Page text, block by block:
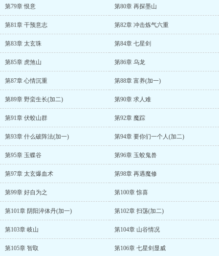
第79章 恨意 第80章 再探墨山
第81章 干预意志 第82章 冲击炼气六重
第83章 太玄珠 第84章 七星剑
第85章 虎煞山 第86章 乌龙
第87章 心情沉重 第88章 富养(加一)
第89章 野蛮生长(加二) 第90章 求人难
第91章 伏蛟山群 第92章 魔踪
第93章 什么破阵法(加一) 第94章 要你们一个人(加二)
第95章 玉蝶谷 第96章 玉蛟鬼兽
第97章 太玄爆血术 第98章 再遇魔修
第99章 好自为之 第100章 惊喜
第101章 阴阳淬体丹(加一) 第102章 扫荡(加二)
第103章 岐山 第104章 山谷情况
第105章 智取 第106章 七星剑显威